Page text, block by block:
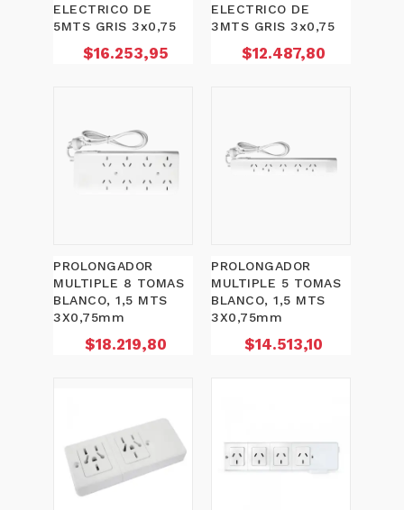
ELECTRICO DE
5MTS GRIS 3x0,75
Precio
$16.253,95
ELECTRICO DE
3MTS GRIS 3x0,75
Precio
$12.487,80
PROLONGADOR
MULTIPLE 8 TOMAS
BLANCO, 1,5 MTS
3X0,75mm
Precio
$18.219,80
PROLONGADOR
MULTIPLE 5 TOMAS
BLANCO, 1,5 MTS
3X0,75mm
Precio
$14.513,10